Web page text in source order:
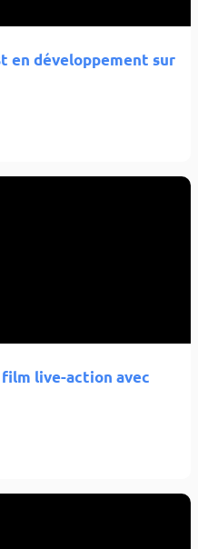
en développement sur
live-action avec